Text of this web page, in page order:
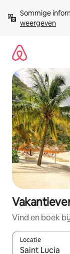
direct
naar
Sommige
weergeven
Vind en boek
Locatie
Wanneer er